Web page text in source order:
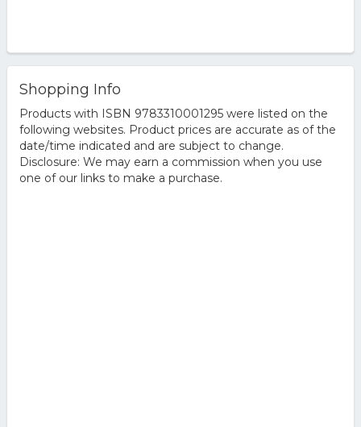
Shopping Info
Products with ISBN 9783310001295 were listed on the
following websites. Product prices are accurate as of the
date/time indicated and are subject to change.
Disclosure: We may earn a commission when you use
one of our links to make a purchase.